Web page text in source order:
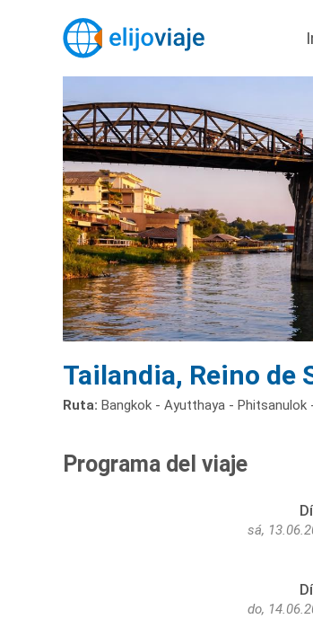
Tailandia, Reino de
Ruta: Bangkok - Ayutthaya - Phitsanulok
Programa del viaje
sá,
do,